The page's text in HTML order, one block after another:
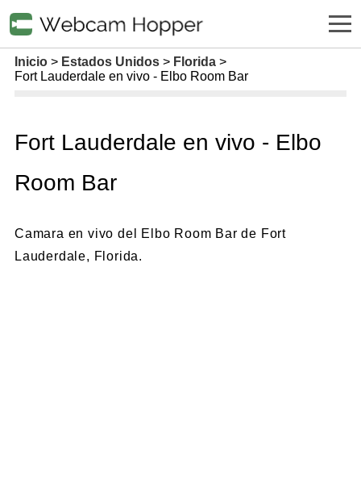
Inicio Estados Unidos
Florida
Fort Lauderdale en vivo - Elbo Room Bar
Fort Lauderdale en vivo - Elbo
Room Bar
Camara en vivo del Elbo Room Bar de Fort
Lauderdale, Florida.